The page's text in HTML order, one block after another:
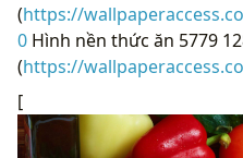
(https://
0 Hình nền thức ăn 5779
(https://
[